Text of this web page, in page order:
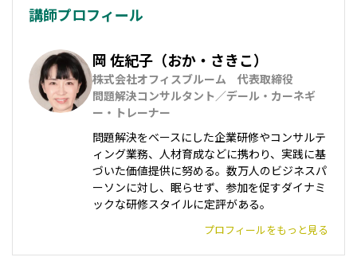
講師プロフィール
岡 佐紀子（おか・さきこ）
株式会社オフィスブルーム　代表取締役
問題解決コンサルタント／デール・カーネギ
ー・トレーナー
問題解決をベースにした企業研修やコンサルテ
ィング業務、人材育成などに携わり、実践に基
づいた価値提供に努める。数万人のビジネスパ
ーソンに対し、眠らせず、参加を促すダイナミ
ックな研修スタイルに定評がある。
プロフィールをもっと見る